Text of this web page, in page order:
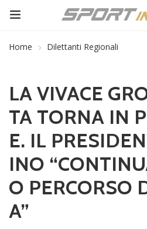
Home Dilettanti Regionali
LA VIVACE
TA TORNA IN
E. IL
INO
O PERCORSO
A”